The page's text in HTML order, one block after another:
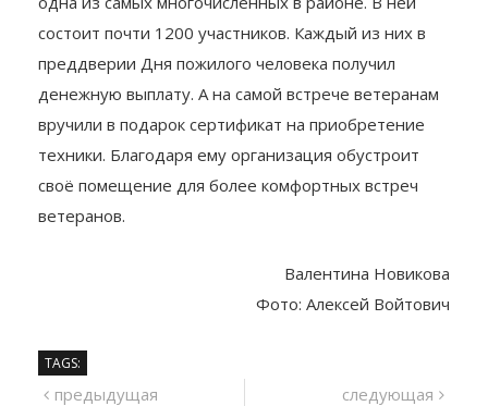
состоит почти 1200 участников. Каждый из них в
преддверии Дня пожилого человека получил
денежную выплату. А на самой встрече ветеранам
вручили в подарок сертификат на приобретение
техники. Благодаря ему организация обустроит
своё помещение для более комфортных встреч
ветеранов.
Валентина Новикова
Фото: Алексей Войтович
TAGS:
Навигация
предыдущая следующая